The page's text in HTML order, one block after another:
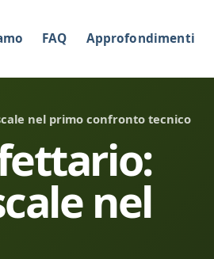
FAQ Approfondimenti
nel primo confronto tecnico
nel